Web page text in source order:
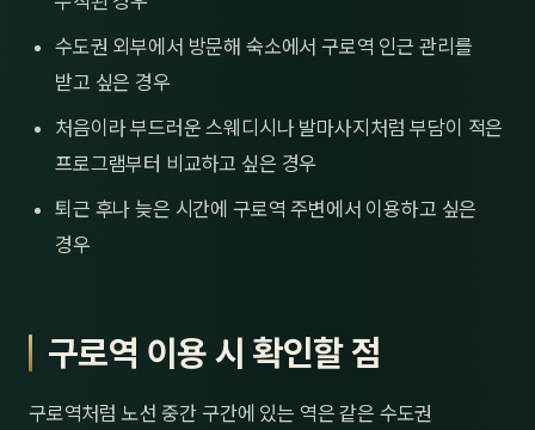
수도권 외부에서 방문해 숙소에서 구로역 인근 관리를
받고 싶은 경우
처음이라 부드러운 스웨디시나 발마사지처럼 부담이 적은
프로그램부터 비교하고 싶은 경우
퇴근 후나 늦은 시간에 구로역 주변에서 이용하고 싶은
경우
구로역 이용 시 확인할 점
구로역처럼 노선 중간 구간에 있는 역은 같은 수도권